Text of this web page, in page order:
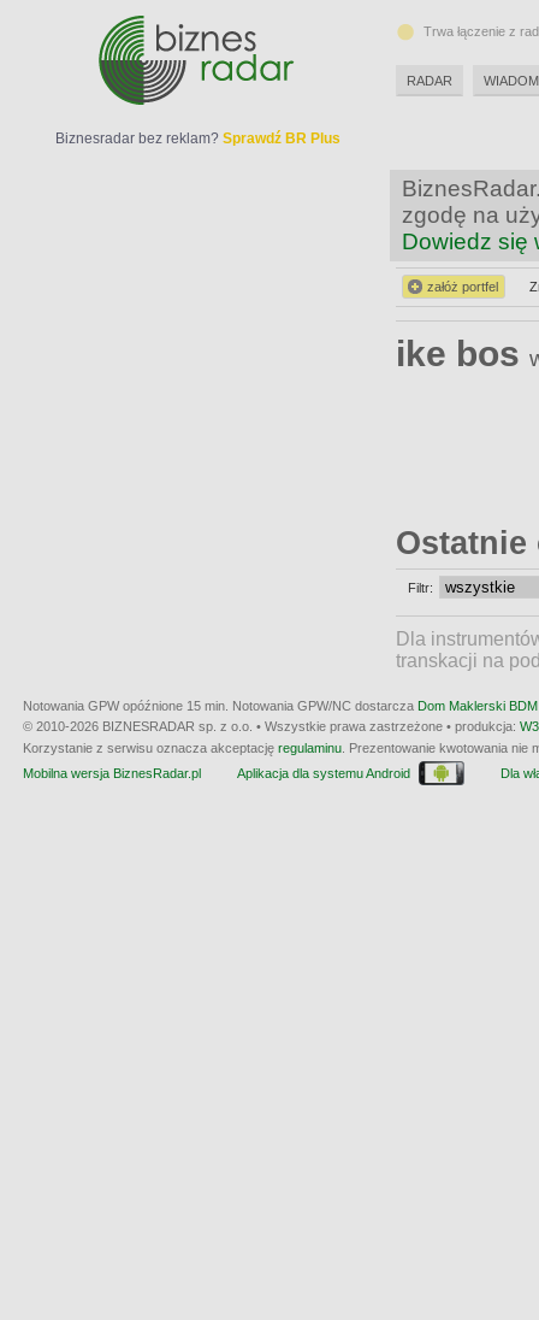
zgodę na
Dowiedz się
załóż portfel
ike bos
Ostatnie
Filtr:
Dla
transkacji na
Biznesradar bez reklam? Sprawdź BR Plus
Trwa łączenie z
RADAR
Notowania GPW opóźnione 15 min. Notowania GPW/NC dostarcza Dom Maklerski
© 2010-2026 BIZNESRADAR sp. z o.o. • Wszystkie prawa zastrzeżone • produkcja:
Korzystanie z serwisu oznacza akceptację regulaminu . Prezentowanie kwotowania
Mobilna wersja BiznesRadar.pl
Aplikacja dla systemu Android Dla